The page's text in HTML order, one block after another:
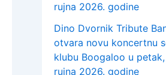
rujna 2026. godine
Dino Dvornik Tribute
otvara novu koncertnu
klubu Boogaloo u
rujna 2026. godine